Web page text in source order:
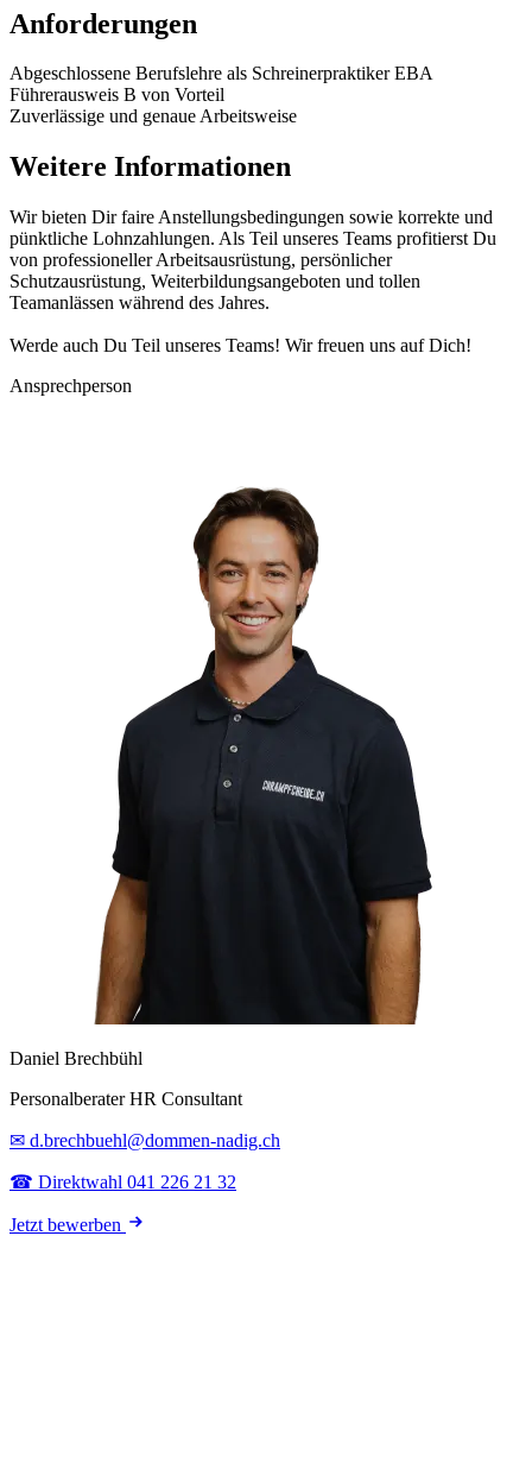
Anforderungen
Abgeschlossene Berufslehre als Schreinerpraktiker EBA
Führerausweis B von Vorteil
Zuverlässige und genaue Arbeitsweise
Weitere Informationen
Wir bieten Dir faire Anstellungsbedingungen sowie korrekte und
pünktliche Lohnzahlungen. Als Teil unseres Teams profitierst Du
von professioneller Arbeitsausrüstung, persönlicher
Schutzausrüstung, Weiterbildungsangeboten und tollen
Teamanlässen während des Jahres.
Werde auch Du Teil unseres Teams! Wir freuen uns auf Dich!
Ansprechperson
Daniel Brechbühl
Personalberater HR Consultant
✉ d.brechbuehl@dommen-nadig.ch
☎ Direktwahl 041 226 21 32
Jetzt bewerben